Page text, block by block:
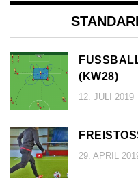
KW28)
12. JULI 2019
29. APRIL